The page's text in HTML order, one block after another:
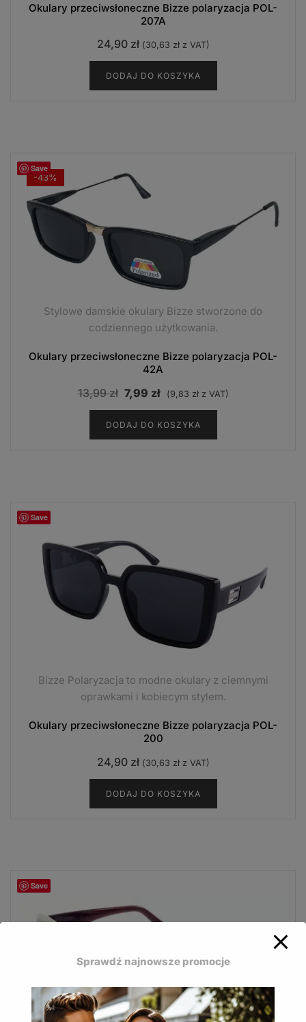
Okulary przeciwsłoneczne Bizze polaryzacja POL-
207A
24,90 zł (30,63 złz VAT)
DODAJ DO KOSZYKA
Save
-43%
Stylowe damskie okulary Bizze stworzone do
codziennego użytkowania.
Okulary przeciwsłoneczne Bizze polaryzacja POL-
42A
13,99zł Pierwotna
cena
wynosiła:
13,99 zł.
7,99 zł Aktualna
cena
wynosi:
7,99 zł.
(9,83 złz VAT)
DODAJ DO KOSZYKA
Save
Bizze Polaryzacja to modne okulary z ciemnymi
oprawkami i kobiecym stylem.
Okulary przeciwsłoneczne Bizze polaryzacja POL-
200
24,90 zł (30,63 złz VAT)
DODAJ DO KOSZYKA
Save
Sprawdź najnowsze promocje